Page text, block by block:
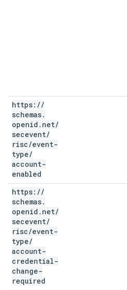
https: //
schemas.
openid . net/
secevent/
risc/event-
type/
account-
enabled
https: //
schemas.
openid . net/
secevent/
risc/event-
type/
account-
credential-
change-
required